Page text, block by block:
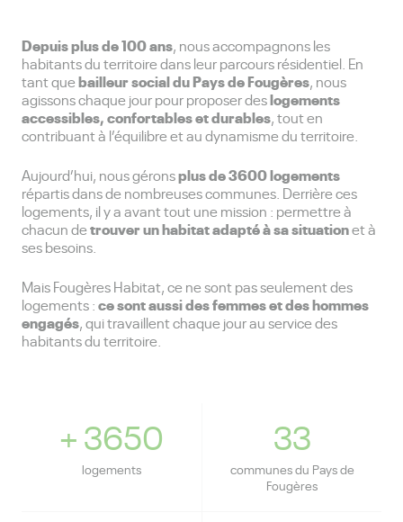
Depuis plus de 100 ans, nous accompagnons les
habitants du territoire dans leur parcours résidentiel. En
tant quebailleur social du Pays de Fougères, nous
agissons chaque jour pour proposer deslogements
accessibles, confortables et durables, tout en
contribuant à l’équilibre et au dynamisme du territoire.
Aujourd’hui, nous géronsplus de 3600 logements
répartis dans de nombreuses communes. Derrière ces
logements, il y a avant tout une mission : permettre à
chacun detrouver un habitat adapté à sa situationet à
ses besoins.
Mais Fougères Habitat, ce ne sont pas seulement des
logements :ce sont aussi des femmes et des hommes
engagés, qui travaillent chaque jour au service des
habitants du territoire.
+3650
logements
33
communes du Pays de
Fougères